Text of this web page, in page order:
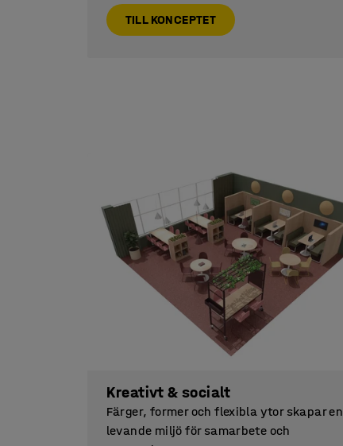
TILL KONCEPTET
Kreativt & socialt
Färger, former och flexibla ytor skapar en
levande miljö för samarbete och